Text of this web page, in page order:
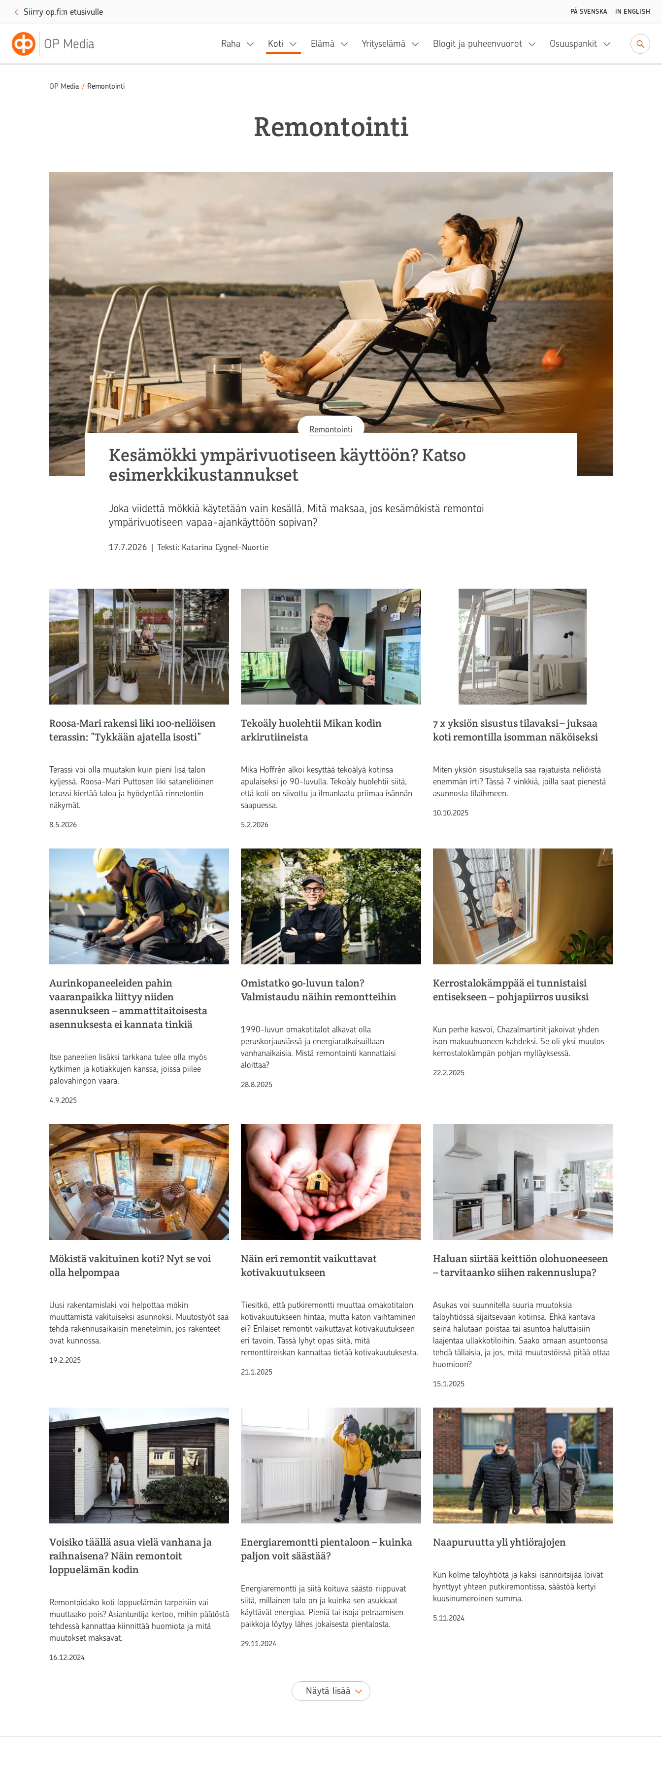
Siirry op.fi:n etusivulle PÅ SVENSKA IN ENGLISH
OP Media Raha Koti Elämä Yrityselämä Blogit ja puheenvuorot Osuuspankit
OP Media / Remontointi
Remontointi
Remontointi
Kesämökki ympärivuotiseen käyttöön? Katso
esimerkkikustannukset
Joka viidettä mökkiä käytetään vain kesällä. Mitä maksaa, jos kesämökistä remontoi
ympärivuotiseen vapaa-ajankäyttöön sopivan?
Julkaistu
17.7.2026 Teksti: Katarina Cygnel-Nuortie
Roosa-Mari rakensi liki 100-neliöisen
terassin: ”Tykkään ajatella isosti”
Terassi voi olla muutakin kuin pieni lisä talon
kyljessä. Roosa-Mari Puttosen liki sataneliöinen
terassi kiertää taloa ja hyödyntää rinnetontin
näkymät.
Julkaistu
8.5.2026
Tekoäly huolehtii Mikan kodin
arkirutiineista
Mika Hoffrén alkoi kesyttää tekoälyä kotinsa
apulaiseksi jo 90-luvulla. Tekoäly huolehtii siitä,
että koti on siivottu ja ilmanlaatu priimaa isännän
saapuessa.
Julkaistu
5.2.2026
7 x yksiön sisustus tilavaksi – juksaa
koti remontilla isomman näköiseksi
Miten yksiön sisustuksella saa rajatuista neliöistä
enemmän irti? Tässä 7 vinkkiä, joilla saat pienestä
asunnosta tilaihmeen.
Julkaistu
10.10.2025
Aurinkopaneeleiden pahin
vaaranpaikka liittyy niiden
asennukseen – ammattitaitoisesta
asennuksesta ei kannata tinkiä
Itse paneelien lisäksi tarkkana tulee olla myös
kytkimen ja kotiakkujen kanssa, joissa piilee
palovahingon vaara.
Julkaistu
4.9.2025
Omistatko 90-luvun talon?
Valmistaudu näihin remontteihin
1990-luvun omakotitalot alkavat olla
peruskorjausiässä ja energiaratkaisuiltaan
vanhanaikaisia. Mistä remontointi kannattaisi
aloittaa?
Julkaistu
28.8.2025
Kerrostalokämppää ei tunnistaisi
entisekseen – pohjapiirros uusiksi
Kun perhe kasvoi, Chazalmartinit jakoivat yhden
ison makuuhuoneen kahdeksi. Se oli yksi muutos
kerrostalokämpän pohjan mylläyksessä.
Julkaistu
22.2.2025
Mökistä vakituinen koti? Nyt se voi
olla helpompaa
Uusi rakentamislaki voi helpottaa mökin
muuttamista vakituiseksi asunnoksi. Muutostyöt saa
tehdä rakennusaikaisin menetelmin, jos rakenteet
ovat kunnossa.
Julkaistu
19.2.2025
Näin eri remontit vaikuttavat
kotivakuutukseen
Tiesitkö, että putkiremontti muuttaa omakotitalon
kotivakuutukseen hintaa, mutta katon vaihtaminen
ei? Erilaiset remontit vaikuttavat kotivakuutukseen
eri tavoin. Tässä lyhyt opas siitä, mitä
remonttireiskan kannattaa tietää kotivakuutuksesta.
Julkaistu
21.1.2025
Haluan siirtää keittiön olohuoneeseen
– tarvitaanko siihen rakennuslupa?
Asukas voi suunnitella suuria muutoksia
taloyhtiössä sijaitsevaan kotiinsa. Ehkä kantava
seinä halutaan poistaa tai asuntoa haluttaisiin
laajentaa ullakkotiloihin. Saako omaan asuntoonsa
tehdä tällaisia, ja jos, mitä muutostöissä pitää ottaa
huomioon?
Julkaistu
15.1.2025
Voisiko täällä asua vielä vanhana ja
raihnaisena? Näin remontoit
loppuelämän kodin
Remontoidako koti loppuelämän tarpeisiin vai
muuttaako pois? Asiantuntija kertoo, mihin päätöstä
tehdessä kannattaa kiinnittää huomiota ja mitä
muutokset maksavat.
Julkaistu
16.12.2024
Energiaremontti pientaloon – kuinka
paljon voit säästää?
Energiaremontti ja siitä koituva säästö riippuvat
siitä, millainen talo on ja kuinka sen asukkaat
käyttävät energiaa. Pieniä tai isoja petraamisen
paikkoja löytyy lähes jokaisesta pientalosta.
Julkaistu
29.11.2024
Naapuruutta yli yhtiörajojen
Kun kolme taloyhtiötä ja kaksi isännöitsijää löivät
hynttyyt yhteen putkiremontissa, säästöä kertyi
kuusinumeroinen summa.
Julkaistu
5.11.2024
Näytä lisää